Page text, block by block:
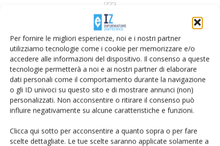
Per fornire le migliori esperienze, noi e i nostri partner
utilizziamo tecnologie come i cookie per memorizzare e/o
accedere alle informazioni del dispositivo. Il consenso a queste
tecnologie permetterà a noi e ai nostri partner di elaborare
dati personali come il comportamento durante la navigazione
o gli ID univoci su questo sito e di mostrare annunci (non)
personalizzati. Non acconsentire o ritirare il consenso può
influire negativamente su alcune caratteristiche e funzioni.
Clicca qui sotto per acconsentire a quanto sopra o per fare
scelte dettagliate. Le tue scelte saranno applicate solamente a
Rimani aggiornato sul mondo
dell’agricoltura